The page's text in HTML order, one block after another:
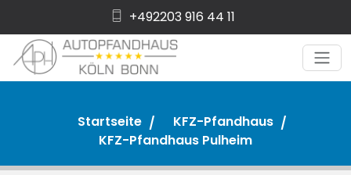
+492203 916 44 11
Startseite
KFZ-Pfandhaus
KFZ-Pfandhaus Pulheim